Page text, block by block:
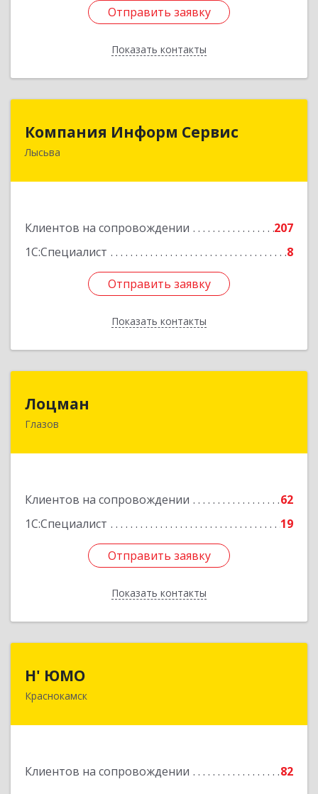
Отправить заявку
Показать контакты
Отправить заявку
Назад
Компания Информ Сервис
Лысьва
Клиентов на сопровождении
207
1С:Специалист
8
Отправить заявку
Показать контакты
Компания Информ Сервис
618909, Пермский край, Лысьва г, Металлистов
Отправить заявку
Назад
Лоцман
Глазов
Клиентов на сопровождении
62
1С:Специалист
19
Отправить заявку
Показать контакты
427620, Удмуртская Респ, Глазов г, Сибирская
Отправить заявку
Назад
Н' ЮМО
Краснокамск
Клиентов на сопровождении 82
617060, Пермский край, Краснокамский р-н,
Подробнее